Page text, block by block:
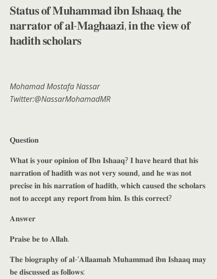
𝐒𝐭𝐚𝐭𝐮𝐬 𝐨𝐟 𝐌𝐮𝐡𝐚𝐦𝐦𝐚𝐝 𝐢𝐛𝐧 𝐈𝐬𝐡𝐚𝐚𝐪, 𝐭𝐡𝐞
𝐧𝐚𝐫𝐫𝐚𝐭𝐨𝐫 𝐨𝐟 𝐚𝐥-𝐌𝐚𝐠𝐡𝐚𝐚𝐳𝐢, 𝐢𝐧 𝐭𝐡𝐞 𝐯𝐢𝐞𝐰 𝐨𝐟
𝐡𝐚𝐝𝐢𝐭𝐡 𝐬𝐜𝐡𝐨𝐥𝐚𝐫𝐬
Mohamad Mostafa Nassar
Twitter:@NassarMohamadMR
𝐐𝐮𝐞𝐬𝐭𝐢𝐨𝐧
𝐖𝐡𝐚𝐭 𝐢𝐬 𝐲𝐨𝐮𝐫 𝐨𝐩𝐢𝐧𝐢𝐨𝐧 𝐨𝐟 𝐈𝐛𝐧 𝐈𝐬𝐡𝐚𝐚𝐪? 𝐈 𝐡𝐚𝐯𝐞 𝐡𝐞𝐚𝐫𝐝 𝐭𝐡𝐚𝐭 𝐡𝐢𝐬
𝐧𝐚𝐫𝐫𝐚𝐭𝐢𝐨𝐧 𝐨𝐟 𝐡𝐚𝐝𝐢𝐭𝐡 𝐰𝐚𝐬 𝐧𝐨𝐭 𝐯𝐞𝐫𝐲 𝐬𝐨𝐮𝐧𝐝, 𝐚𝐧𝐝 𝐡𝐞 𝐰𝐚𝐬 𝐧𝐨𝐭
𝐩𝐫𝐞𝐜𝐢𝐬𝐞 𝐢𝐧 𝐡𝐢𝐬 𝐧𝐚𝐫𝐫𝐚𝐭𝐢𝐨𝐧 𝐨𝐟 𝐡𝐚𝐝𝐢𝐭𝐡, 𝐰𝐡𝐢𝐜𝐡 𝐜𝐚𝐮𝐬𝐞𝐝 𝐭𝐡𝐞 𝐬𝐜𝐡𝐨𝐥𝐚𝐫𝐬
𝐧𝐨𝐭 𝐭𝐨 𝐚𝐜𝐜𝐞𝐩𝐭 𝐚𝐧𝐲 𝐫𝐞𝐩𝐨𝐫𝐭 𝐟𝐫𝐨𝐦 𝐡𝐢𝐦. 𝐈𝐬 𝐭𝐡𝐢𝐬 𝐜𝐨𝐫𝐫𝐞𝐜𝐭?
𝐀𝐧𝐬𝐰𝐞𝐫
𝐏𝐫𝐚𝐢𝐬𝐞 𝐛𝐞 𝐭𝐨 𝐀𝐥𝐥𝐚𝐡.
𝐓𝐡𝐞 𝐛𝐢𝐨𝐠𝐫𝐚𝐩𝐡𝐲 𝐨𝐟 𝐚𝐥-‘𝐀𝐥𝐥𝐚𝐚𝐦𝐚𝐡 𝐌𝐮𝐡𝐚𝐦𝐦𝐚𝐝 𝐢𝐛𝐧 𝐈𝐬𝐡𝐚𝐚𝐪 𝐦𝐚𝐲
𝐛𝐞 𝐝𝐢𝐬𝐜𝐮𝐬𝐬𝐞𝐝 𝐚𝐬 𝐟𝐨𝐥𝐥𝐨𝐰𝐬: